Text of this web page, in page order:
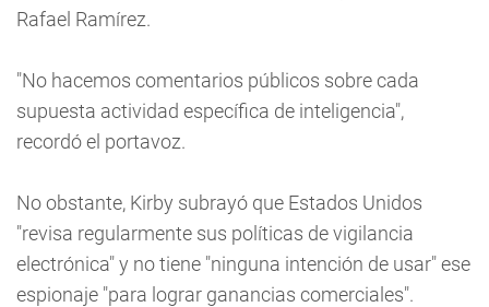
Rafael Ramírez.
"No hacemos comentarios públicos sobre cada
supuesta actividad específica de inteligencia",
recordó el portavoz.
No obstante, Kirby subrayó que Estados Unidos
"revisa regularmente sus políticas de vigilancia
electrónica" y no tiene "ninguna intención de usar" ese
espionaje "para lograr ganancias comerciales".